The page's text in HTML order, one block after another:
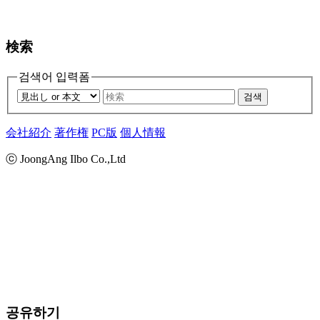
検索
검색어 입력폼
검색
会社紹介 著作権 PC版 個人情報
ⓒ JoongAng Ilbo Co.,Ltd
공유하기